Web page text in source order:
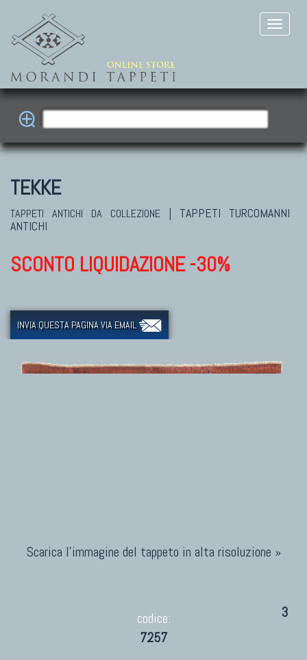
TEKKE
TAPPETI ANTICHI DA COLLEZIONE | TAPPETI TURCOMANNI
ANTICHI
SCONTO LIQUIDAZIONE -30%
INVIA QUESTA PAGINA VIA EMAIL
Scarica l'immagine del tappeto in alta risoluzione »
3
codice:
7257